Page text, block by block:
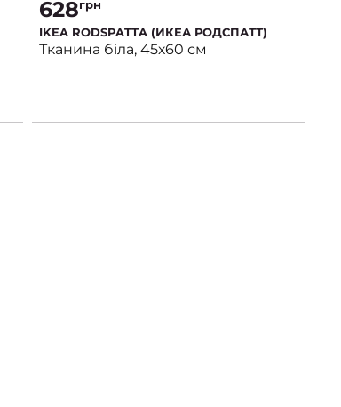
628грн
IKEA RODSPATTA (ИКЕА РОДСПАТТ)
Тканина біла, 45х60 см